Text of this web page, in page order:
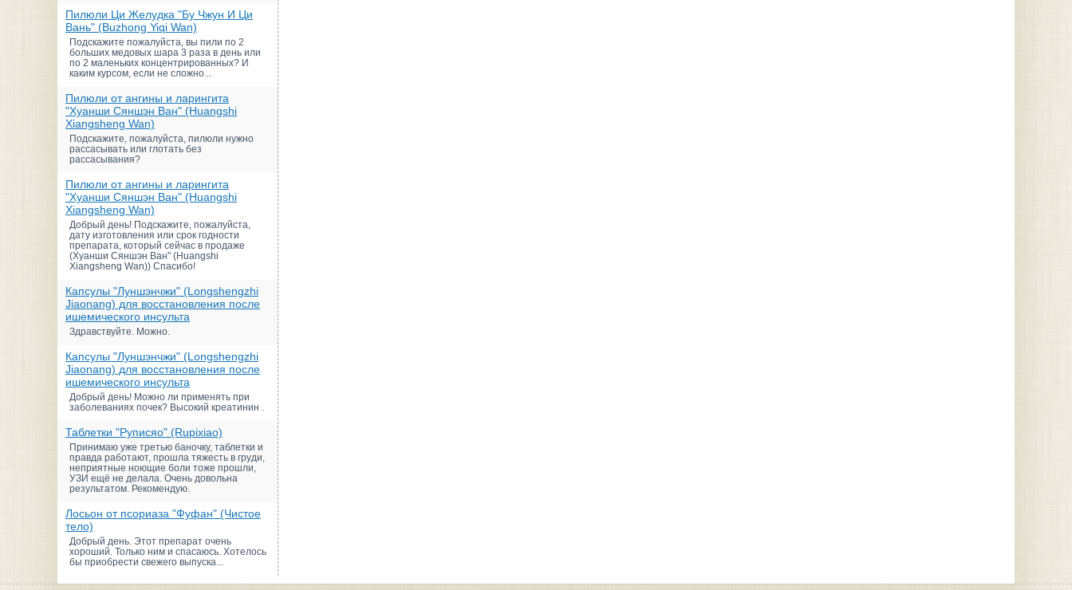
Пилюли Ци Желудка "Бу Чжун И Ци
Вань" (Buzhong Yiqi Wan)
Подскажите пожалуйста, вы пили по 2
больших медовых шара 3 раза в день или
по 2 маленьких концентрированных? И
каким курсом, если не сложно...
Пилюли от ангины и ларингита
"Хуанши Сяншэн Ван" (Huangshi
Xiangsheng Wan)
Подскажите, пожалуйста, пилюли нужно
рассасывать или глотать без
рассасывания?
Пилюли от ангины и ларингита
"Хуанши Сяншэн Ван" (Huangshi
Xiangsheng Wan)
Добрый день! Подскажите, пожалуйста,
дату изготовления или срок годности
препарата, который сейчас в продаже
(Хуанши Сяншэн Ван" (Huangshi
Xiangsheng Wan)) Спасибо!
Капсулы "Луншэнчжи" (Longshengzhi
Jiaonang) для восстановления после
ишемического инсульта
Здравствуйте. Можно.
Капсулы "Луншэнчжи" (Longshengzhi
Jiaonang) для восстановления после
ишемического инсульта
Добрый день! Можно ли применять при
заболеваниях почек? Высокий креатинин .
Таблетки "Руписяо" (Rupixiao)
Принимаю уже третью баночку, таблетки и
правда работают, прошла тяжесть в груди,
неприятные ноющие боли тоже прошли,
УЗИ ещё не делала. Очень довольна
результатом. Рекомендую.
Лосьон от псориаза "Фуфан" (Чистое
тело)
Добрый день. Этот препарат очень
хороший. Только ним и спасаюсь. Хотелось
бы приобрести свежего выпуска...